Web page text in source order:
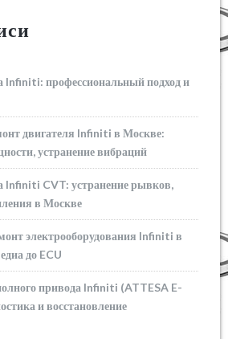
Infiniti: профессиональный подход и
двигателя Infiniti в Москве:
устранение вибраций
Infiniti CVT: устранение рывков,
в Москве
электрооборудования Infiniti в
до ECU
привода Infiniti (ATTESA E-
и восстановление